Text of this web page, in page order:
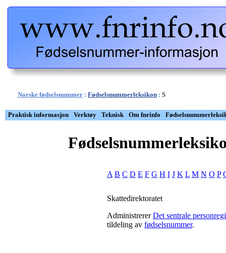
Norske fødselsnummer : Fødselsnummerleksikon : S
Praktisk informasjon Verktøy Teknisk Om fnrinfo
A B C D E F G H I J K L M N O P
Skattedirektoratet
AdministrererDet sentrale
tildeling av fødselsnummer.